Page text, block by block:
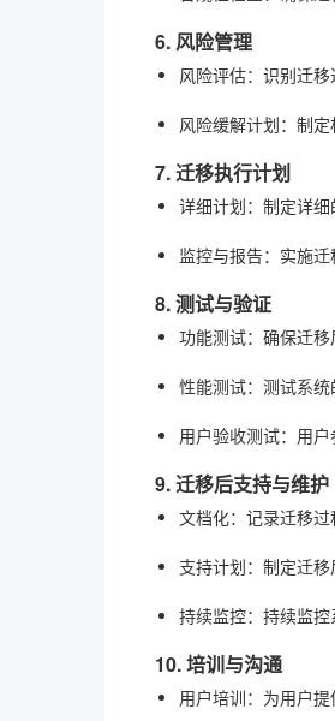
6. 风险管理
风险评估：识别迁移
风险缓解计划 ：制定
7. 迁移执行计划
详细计划 ：制定详细
监控与报告：实施迁
8. 测试与验证
功能测试：确保迁移
性能测试：测试系统
用户验收测试：用户
9. 迁移后支持与维护
文档化：记录迁移过
支持计划 ：制定迁移
持续监控：持续监控
10. 培训与沟通
用户培训 ：为用户提